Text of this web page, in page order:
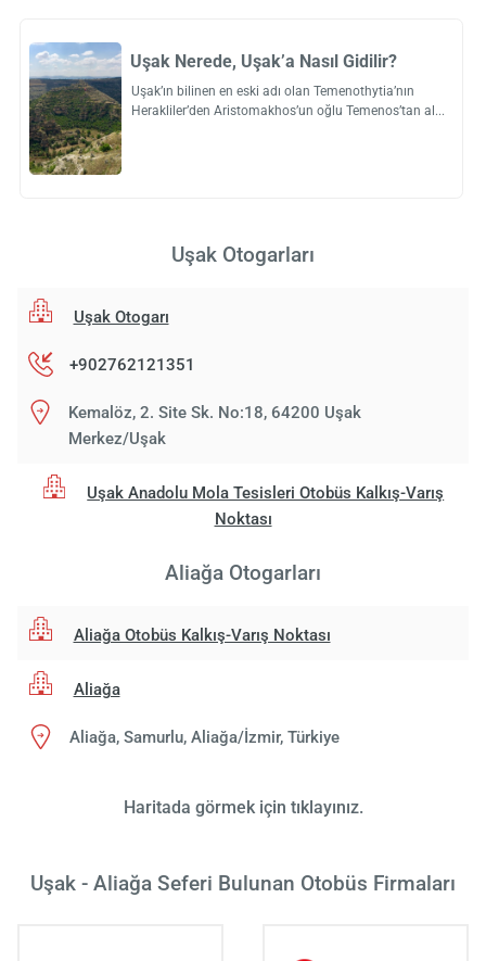
Uşak Nerede, Uşak’a Nasıl Gidilir?
Uşak’ın bilinen en eski adı olan Temenothytia’nın
Herakliler’den Aristomakhos’un oğlu Temenos’tan al
Uşak Otogarları
Uşak Otogarı
+902762121351
Kemalöz, 2. Site Sk. No:18, 64200 Uşak
Merkez/Uşak
Uşak Anadolu Mola Tesisleri Otobüs Kalkış-Varış
Noktası
Aliağa Otogarları
Aliağa Otobüs Kalkış-Varış Noktası
Aliağa
Aliağa, Samurlu, Aliağa/İzmir, Türkiye
Haritada görmek için tıklayınız.
Uşak - Aliağa Seferi Bulunan Otobüs Firmaları